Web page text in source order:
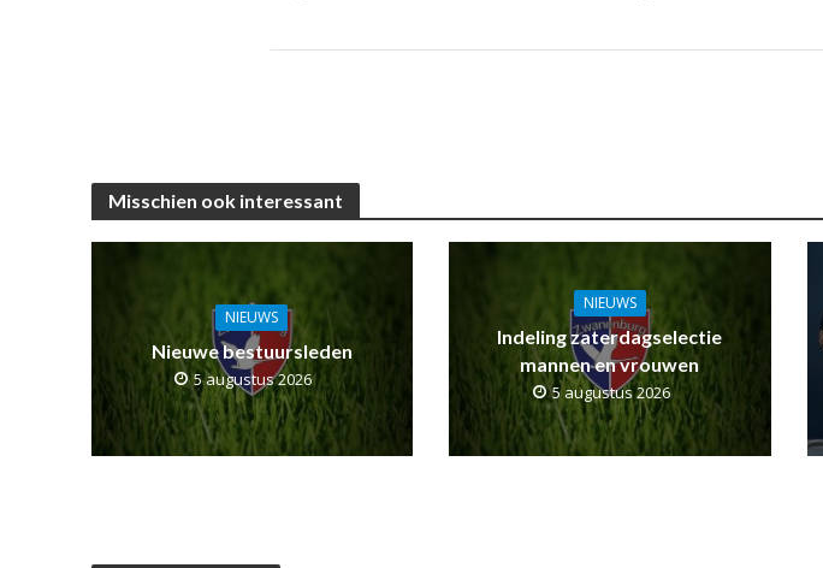
Misschien ook interessant
NIEUWS
Nieuwe bestuursleden
5 augustus 2026
NIEUWS
Indeling zaterdagselectie
mannen en vrouwen
5 augustus 2026